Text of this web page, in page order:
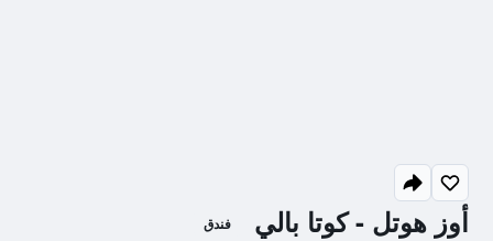
أوز هوتل - كوتا بالي فندق